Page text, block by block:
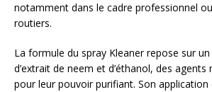
notamment dans le cadre professionnel
routiers.
La formule du spray Kleaner repose sur
d’extrait de neem et d’éthanol, des agents
pour leur pouvoir purifiant. Son application